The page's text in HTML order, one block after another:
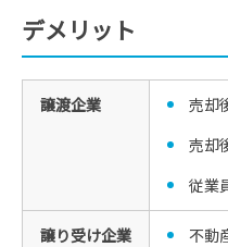
デメリット
譲渡企業
売却
売却
従業
譲り受け企業
不動